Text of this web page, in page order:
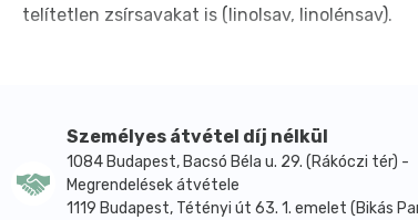
telítetlen zsírsavakat is (linolsav, linolénsav).
Személyes átvétel díj nélkül
1084 Budapest, Bacsó Béla u. 29. (Rákóczi tér) -
Megrendelések átvétele
1119 Budapest, Tétényi út 63. 1. emelet (Bikás